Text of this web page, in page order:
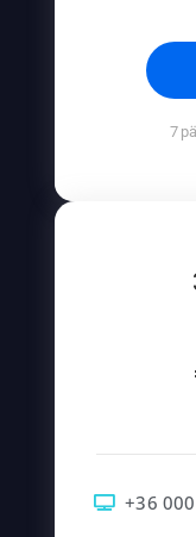
7
+36